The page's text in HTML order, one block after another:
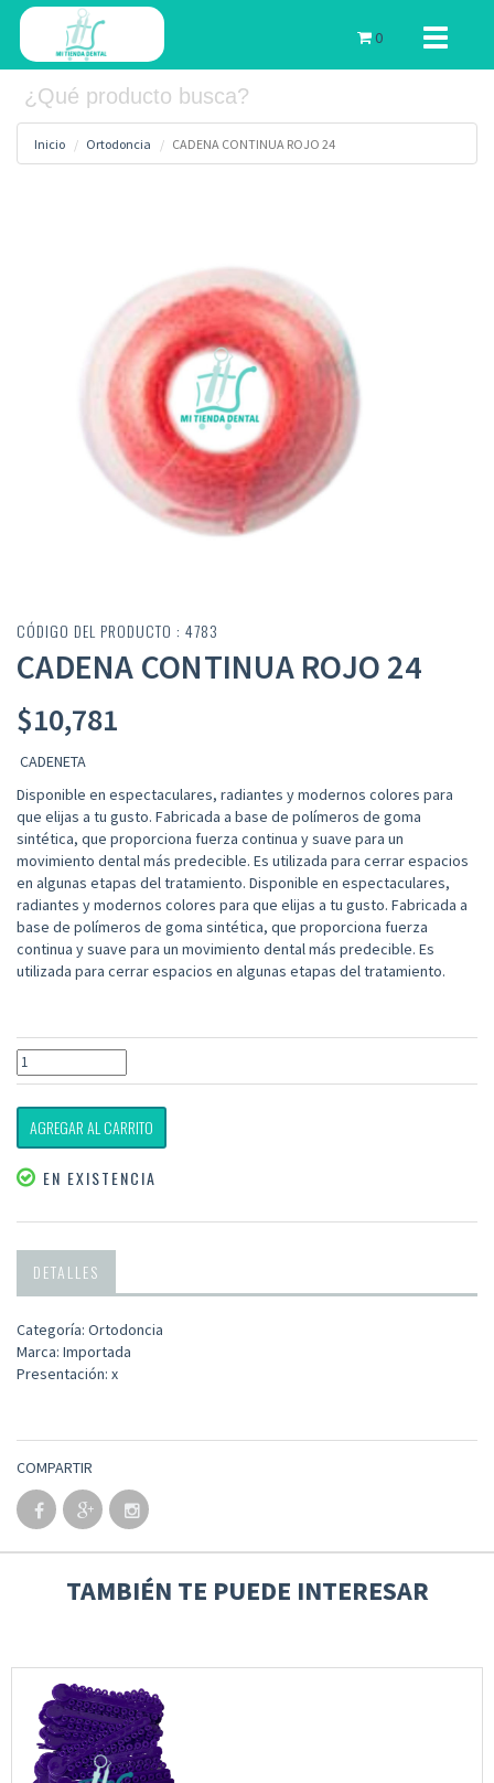
Toggle
0
Inicio Ortodoncia CADENA CONTINUA ROJO 24
CÓDIGO DEL PRODUCTO : 4783
CADENA CONTINUA ROJO 24
$10,781
CADENETA
Disponible en espectaculares, radiantes y modernos colores para
que elijas a tu gusto. Fabricada a base de polímeros de goma
sintética, que proporciona fuerza continua y suave para un
movimiento dental más predecible. Es utilizada para cerrar espacios
en algunas etapas del tratamiento. Disponible en espectaculares,
radiantes y modernos colores para que elijas a tu gusto. Fabricada a
base de polímeros de goma sintética, que proporciona fuerza
continua y suave para un movimiento dental más predecible. Es
utilizada para cerrar espacios en algunas etapas del tratamiento.
AGREGAR AL CARRITO
EN EXISTENCIA
DETALLES
Categoría: Ortodoncia
Marca: Importada
Presentación: x
COMPARTIR
TAMBIÉN TE PUEDE INTERESAR